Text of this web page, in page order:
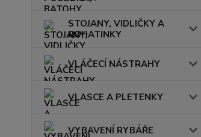
STOJANY, VIDLIČKY A
ROHATINKY
VLÁČECÍ NÁSTRAHY
VLASCE A PLETENKY
VYBAVENÍ RYBÁŘE